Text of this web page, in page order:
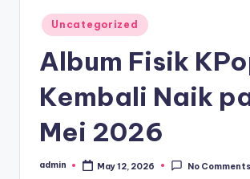
Posted
in
Uncategorized
Album Fisik
Kembali Naik
Mei 2026
Posted
admin May 12, 2026 No Comments